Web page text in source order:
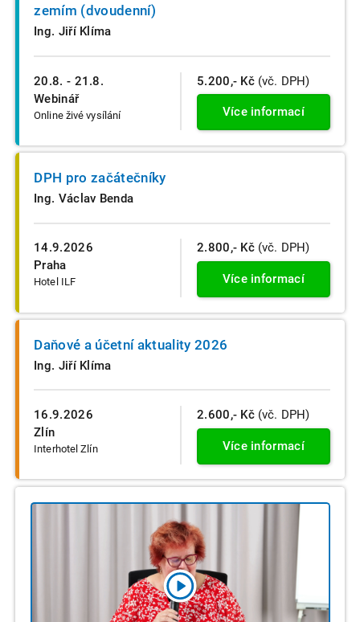
20.8. - 21.8.
Webinář
Online živé vysílání
zemím (dvoudenní)
Ing. Jiří Klíma
5.200,- Kč (vč. DPH)
Více informací
14.9.2026
Praha
Hotel ILF
DPH pro začátečníky
Ing. Václav Benda
2.800,- Kč (vč. DPH)
Více informací
16.9.2026
Zlín
Interhotel Zlín
Daňové a účetní aktuality 2026
Ing. Jiří Klíma
2.600,- Kč (vč. DPH)
Více informací